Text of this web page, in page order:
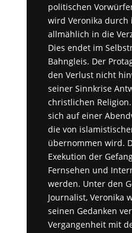
politischen
wird Veronika
allmählich in die
Dies endet im
Bahngleis. Der
den Verlust nicht
seiner Sinnkrise
christlichen
sich auf einer
die von
übernommen wird.
Exekution der
Fernsehen und
werden. Unter den
Journalist, Veronika
seinen Gedanken
Vergangenheit mit